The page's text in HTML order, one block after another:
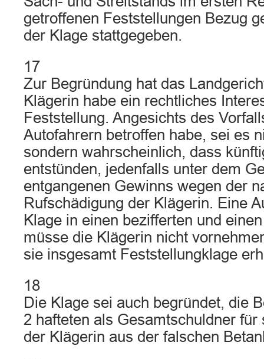
getroffenen Feststellungen Bezug
der Klage stattgegeben.
17
Zur Begründung hat das
Klägerin habe ein rechtliches
Feststellung. Angesichts des
Autofahrern betroffen habe, sei es
sondern wahrscheinlich, dass
entstünden, jedenfalls unter dem
entgangenen Gewinns wegen der
Rufschädigung der Klägerin. Eine
Klage in einen bezifferten und
müsse die Klägerin nicht
sie insgesamt Feststellungklage
18
Die Klage sei auch begründet, die
2 hafteten als Gesamtschuldner für
der Klägerin aus der falschen